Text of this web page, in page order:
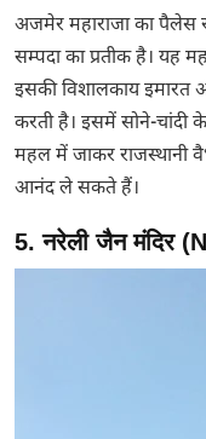
अजमेर महाराजा का पैलेस
सम्पदा का प्रतीक है। यह
इसकी विशालकाय इमारत
करती है। इसमें सोने-
महल में जाकर राजस्थानी
आनंद ले सकते हैं।
5. नरेली जैन मंदिर